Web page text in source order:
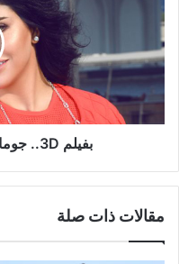
مراد
تعود
إلى
السينما
بفيلم 3D.. جومانا مراد تعود إلى السينما
مقالات ذات صلة